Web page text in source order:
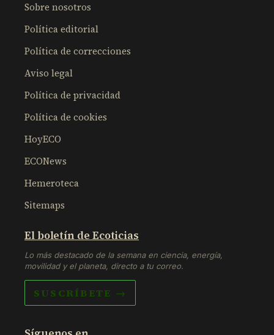
Sobre nosotros
Política editorial
Política de correcciones
Aviso legal
Política de privacidad
Política de cookies
HoyECO
ECONews
Hemeroteca
Sitemaps
El boletín de Ecoticias
Lo más destacado de la semana en ciencia, energía,
movilidad y el planeta, directo a tu correo.
SUSCRÍBETE →